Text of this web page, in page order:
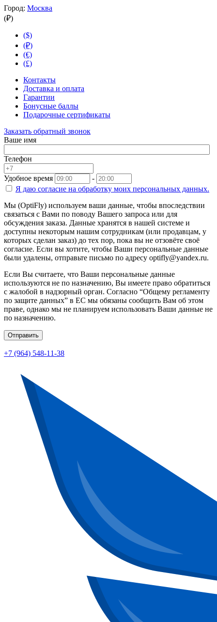
Город: Москва
(₽)
($)
(₽)
(€)
(£)
Контакты
Доставка и оплата
Гарантии
Бонусные баллы
Подарочные сертификаты
Заказать обратный звонок
Ваше имя
Телефон
Удобное время
-
Я даю согласие на обработку моих персональных данных.
Мы (OptiFly) используем ваши данные, чтобы впоследствии
связаться с Вами по поводу Вашего запроса или для
обсуждения заказа. Данные хранятся в нашей системе и
доступны некоторым нашим сотрудникам (или продавцам, у
которых сделан заказ) до тех пор, пока вы не отзовёте своё
согласие. Если вы хотите, чтобы Ваши персональные данные
были удалены, отправьте письмо по адресу optifly@yandex.ru.
Если Вы считаете, что Ваши персональные данные
используются не по назначению, Вы имеете право обратиться
с жалобой в надзорный орган. Согласно “Общему регламенту
по защите данных” в ЕС мы обязаны сообщить Вам об этом
праве, однако мы не планируем использовать Ваши данные не
по назначению.
Отправить
+7 (964) 548-11-38